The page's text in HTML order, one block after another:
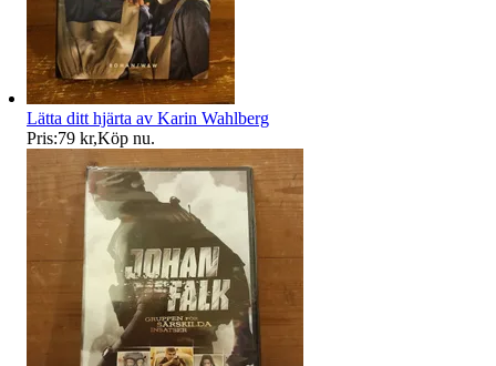
Lätta ditt hjärta av Karin Wahlberg
Pris:79 kr,Köp nu.